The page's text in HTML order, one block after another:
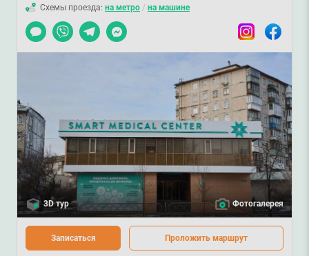
Схемы проезда: на метро / на машине
Чат
Viber TelegramMessenger InstagramFacebook
3D тур Фотогалерея
Записаться Проложить маршрут